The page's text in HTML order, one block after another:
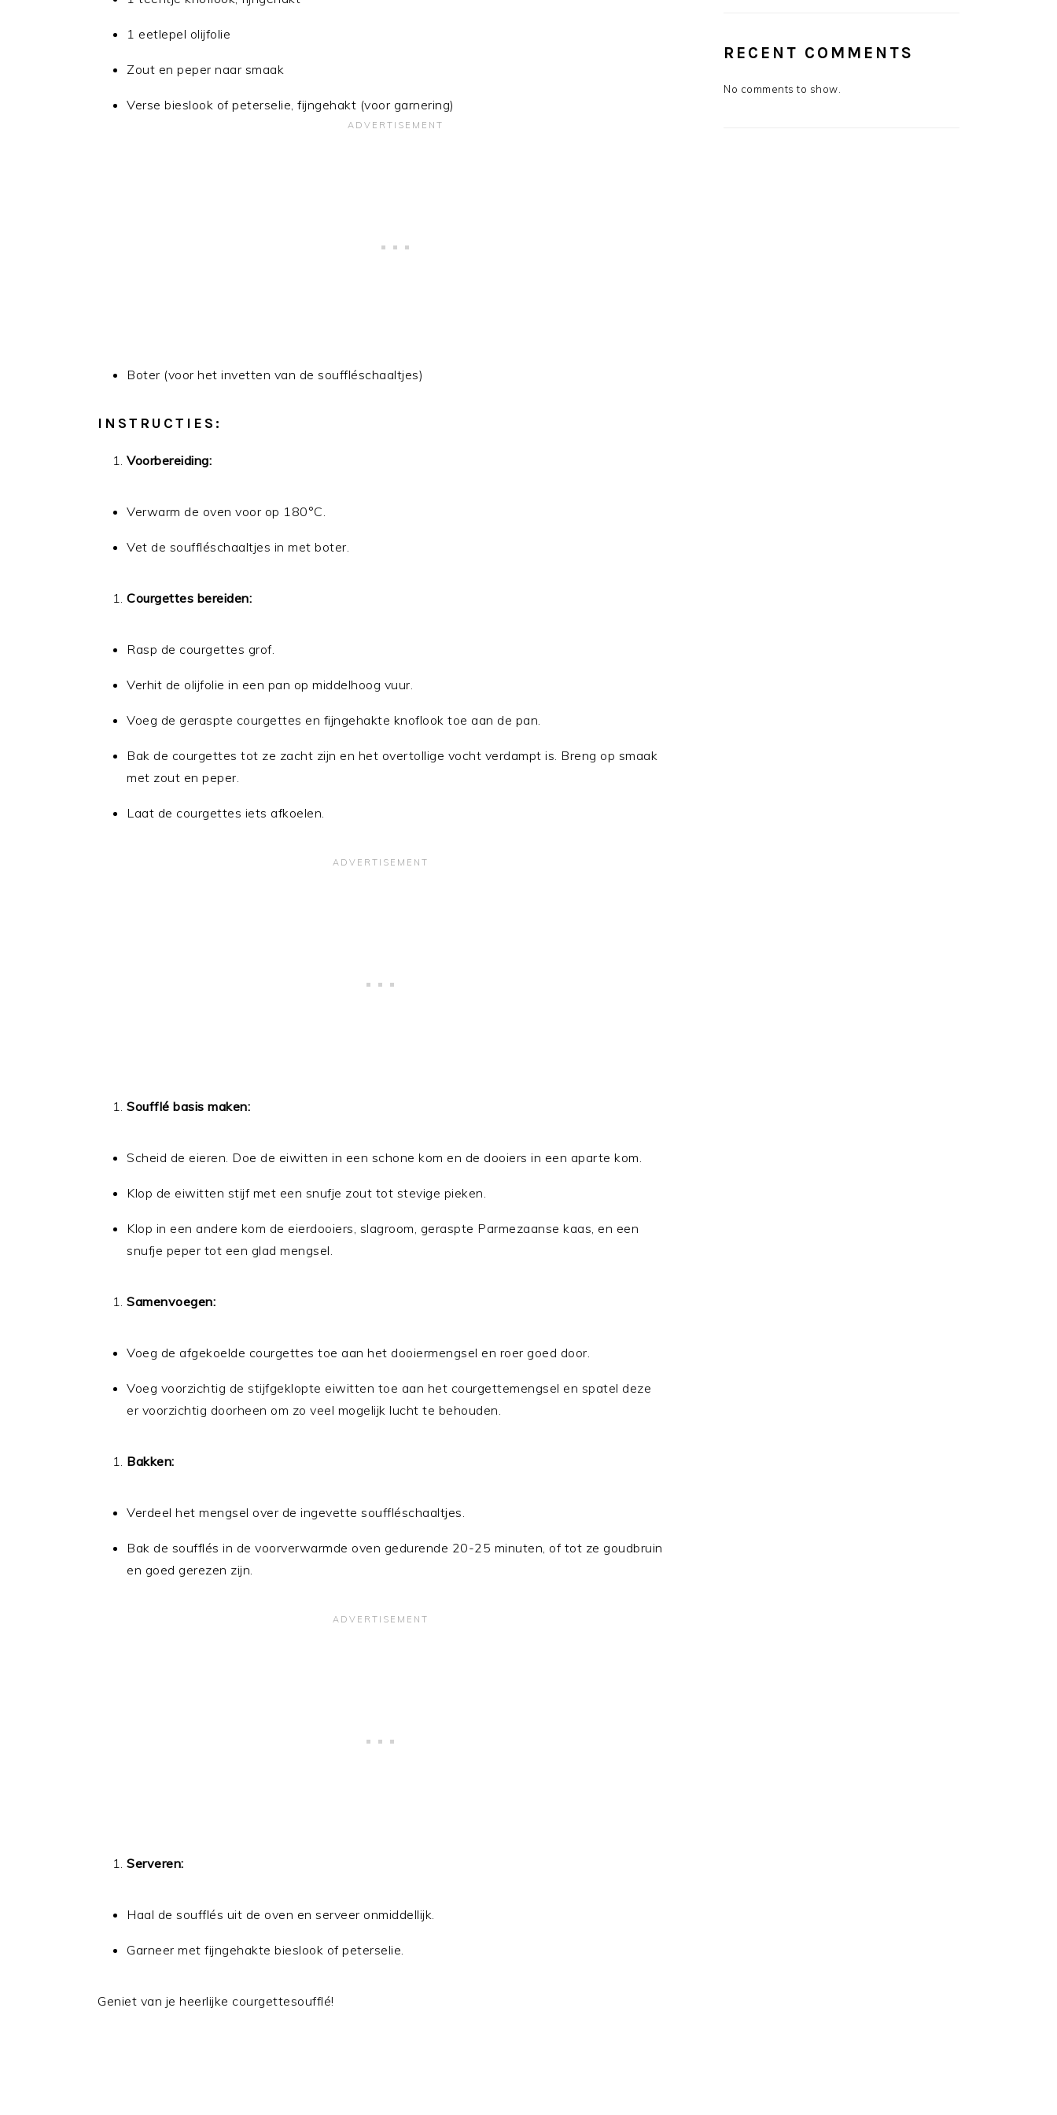
1 eetlepel olijfolie
Zout en peper naar smaak
Verse bieslook of peterselie, fijngehakt (voor garnering)
Boter (voor het invetten van de souffléschaaltjes)
INSTRUCTIES:
Voorbereiding:
Verwarm de oven voor op 180°C.
Vet de souffléschaaltjes in met boter.
Courgettes bereiden:
Rasp de courgettes grof.
Verhit de olijfolie in een pan op middelhoog vuur.
Voeg de geraspte courgettes en fijngehakte knoflook toe aan de pan.
Bak de courgettes tot ze zacht zijn en het overtollige vocht verdampt is. Breng op smaak
met zout en peper.
Laat de courgettes iets afkoelen.
Soufflé basis maken:
Scheid de eieren. Doe de eiwitten in een schone kom en de dooiers in een aparte kom.
Klop de eiwitten stijf met een snufje zout tot stevige pieken.
Klop in een andere kom de eierdooiers, slagroom, geraspte Parmezaanse kaas, en een
snufje peper tot een glad mengsel.
Samenvoegen:
Voeg de afgekoelde courgettes toe aan het dooiermengsel en roer goed door.
Voeg voorzichtig de stijfgeklopte eiwitten toe aan het courgettemengsel en spatel deze
er voorzichtig doorheen om zo veel mogelijk lucht te behouden.
Bakken:
Verdeel het mengsel over de ingevette souffléschaaltjes.
Bak de soufflés in de voorverwarmde oven gedurende 20-25 minuten, of tot ze goudbruin
en goed gerezen zijn.
Serveren:
Haal de soufflés uit de oven en serveer onmiddellijk.
Garneer met fijngehakte bieslook of peterselie.
Geniet van je heerlijke courgettesoufflé!
RECENT COMMENTS
No comments to show.